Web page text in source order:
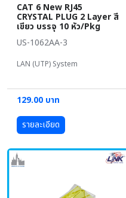
CAT 6 New RJ45
CRYSTAL PLUG 2 Layer สี
เขียว บรรจุ 10 หัว/Pkg
US-1062AA-3
LAN (UTP) System
129.00 บาท
รายละเอียด